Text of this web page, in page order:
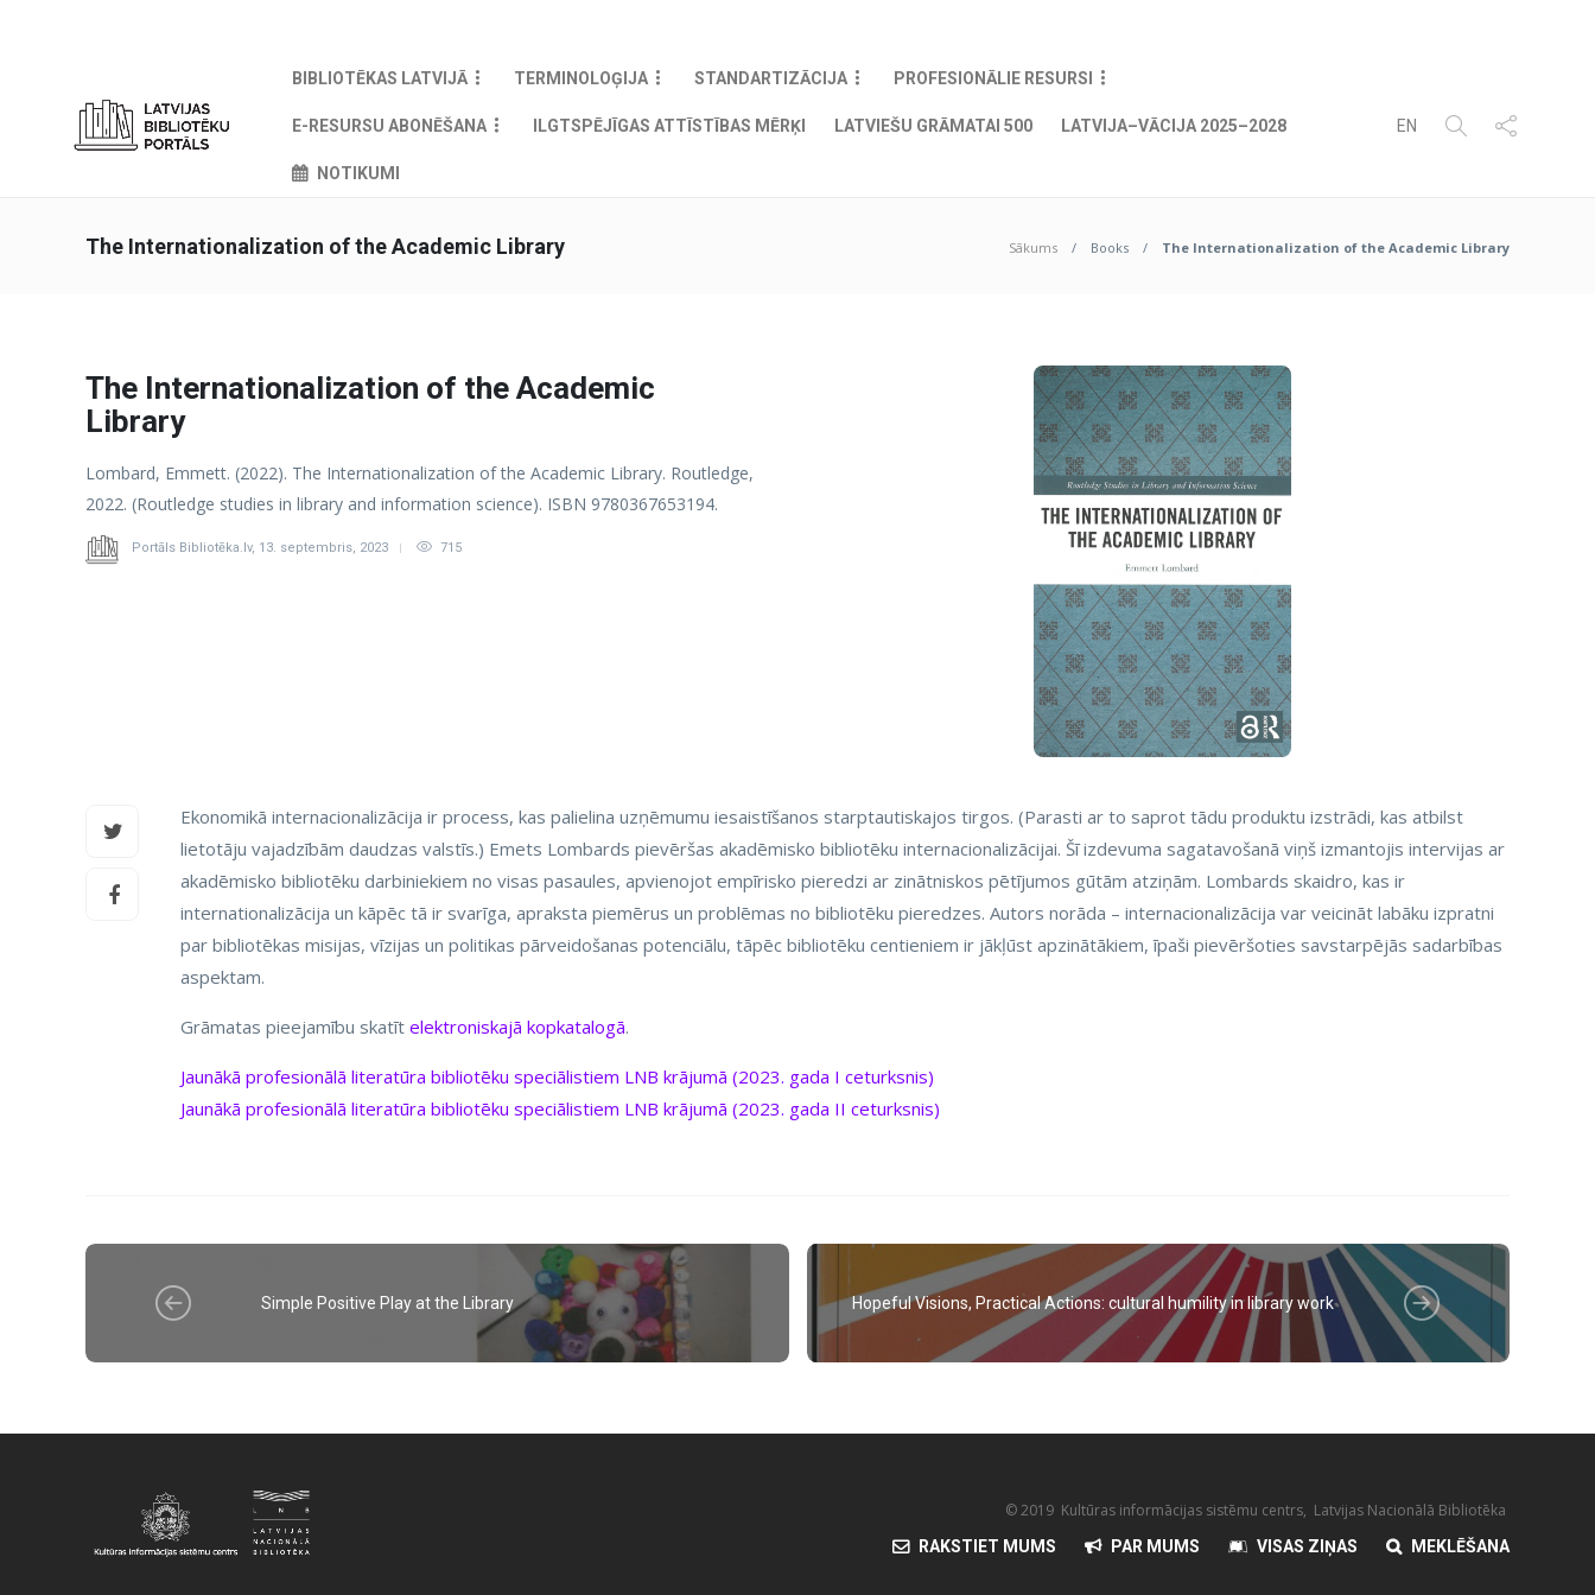
BIBLIOTĒKAS LATVIJĀ TERMINOLOĢIJA STANDARTIZĀCIJA PROFESIONĀLIE RESURSI
E-RESURSU ABONĒŠANA ILGTSPĒJĪGAS ATTĪSTĪBAS MĒRĶI LATVIEŠU GRĀMATAI 500 LATVIJA–VĀCIJA 2025–2028
NOTIKUMI
EN
The Internationalization of the Academic Library Sākums Books The Internationalization of the Academic Library
The Internationalization of the Academic
Library
Lombard, Emmett. (2022). The Internationalization of the Academic Library. Routledge,
2022. (Routledge studies in library and information science). ISBN 9780367653194.
Portāls Bibliotēka.lv, 13. septembris, 2023 715
Ekonomikā internacionalizācija ir process, kas palielina uzņēmumu iesaistīšanos starptautiskajos tirgos. (Parasti ar to saprot tādu produktu izstrādi, kas atbilst
lietotāju vajadzībām daudzas valstīs.) Emets Lombards pievēršas akadēmisko bibliotēku internacionalizācijai. Šī izdevuma sagatavošanā viņš izmantojis intervijas ar
akadēmisko bibliotēku darbiniekiem no visas pasaules, apvienojot empīrisko pieredzi ar zinātniskos pētījumos gūtām atziņām. Lombards skaidro, kas ir
internationalizācija un kāpēc tā ir svarīga, apraksta piemērus un problēmas no bibliotēku pieredzes. Autors norāda – internacionalizācija var veicināt labāku izpratni
par bibliotēkas misijas, vīzijas un politikas pārveidošanas potenciālu, tāpēc bibliotēku centieniem ir jākļūst apzinātākiem, īpaši pievēršoties savstarpējās sadarbības
aspektam.
Grāmatas pieejamību skatīt elektroniskajā kopkatalogā.
Jaunākā profesionālā literatūra bibliotēku speciālistiem LNB krājumā (2023. gada I ceturksnis)
Jaunākā profesionālā literatūra bibliotēku speciālistiem LNB krājumā (2023. gada II ceturksnis)
Simple Positive Play at the Library Hopeful Visions, Practical Actions: cultural humility in library work
© 2019 Kultūras informācijas sistēmu centrs, Latvijas Nacionālā Bibliotēka
RAKSTIET MUMS PAR MUMS VISAS ZIŅAS MEKLĒŠANA